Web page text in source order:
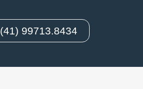
(41) 99713.8434